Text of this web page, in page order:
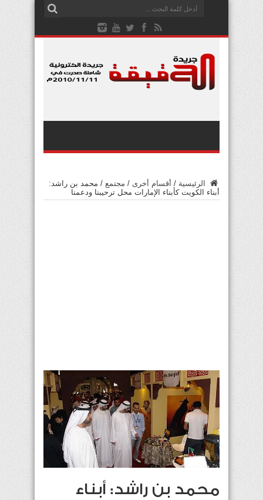
الرئيسية / أقسام أخرى / مجتمع / محمد بن راشد:
أبناء الكويت كأبناء الإمارات محل ترحيبنا ودعمنا
محمد بن راشد: أبناء